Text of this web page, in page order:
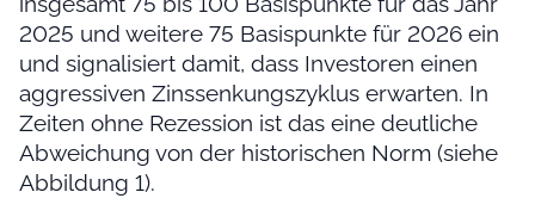
2025 und weitere 75 Basispunkte für 2026 ein
und signalisiert damit, dass Investoren einen
aggressiven Zinssenkungszyklus erwarten. In
Zeiten ohne Rezession ist das eine deutliche
Abweichung von der historischen Norm (siehe
Abbildung 1).